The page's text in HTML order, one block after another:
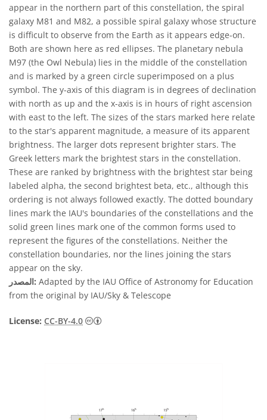
appear in the northern part of this constellation, the spiral
galaxy M81 and M82, a possible spiral galaxy whose structure
is difficult to observe from the Earth as it appears edge-on.
Both are shown here as red ellipses. The planetary nebula
M97 (the Owl Nebula) lies in the middle of the constellation
and is marked by a green circle superimposed on a plus
symbol. The y-axis of this diagram is in degrees of declination
with north as up and the x-axis is in hours of right ascension
with east to the left. The sizes of the stars marked here relate
to the star's apparent magnitude, a measure of its apparent
brightness. The larger dots represent brighter stars. The
Greek letters mark the brightest stars in the constellation.
These are ranked by brightness with the brightest star being
labeled alpha, the second brightest beta, etc., although this
ordering is not always followed exactly. The dotted boundary
lines mark the IAU's boundaries of the constellations and the
solid green lines mark one of the common forms used to
represent the figures of the constellations. Neither the
constellation boundaries, nor the lines joining the stars
appear on the sky.
المصدر: Adapted by the IAU Office of Astronomy for Education
from the original by IAU/Sky & Telescope
License: CC-BY-4.0